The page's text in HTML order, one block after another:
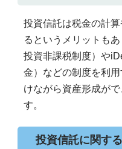
投資信託は税金の計
るというメリットも
投資非課税制度）や
金）などの制度を利
けながら資産形成が
す。
投資信託に関す